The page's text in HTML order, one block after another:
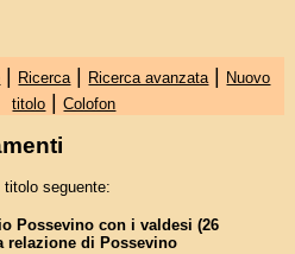
| Ricerca | Ricerca avanzata | Nuovo
titolo |Colofon
titolo seguente:
Possevino con i valdesi (26
relazione di Possevino